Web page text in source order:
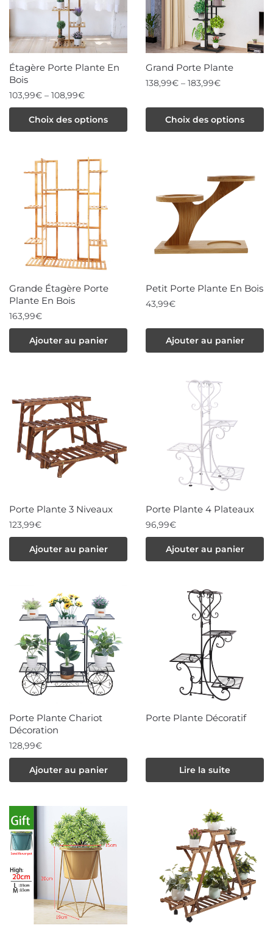
Étagère Porte Plante En
Bois
103,99€ – 108,99€
Choix des options
produit
plusieurs
variations.
Les
options
peuvent
être
sur
la
page
Grand Porte Plante
138,99€ – 183,99€
Choix des options
Ce
produit
Les
options
peuvent
être
sur
la
produit
Grande Étagère Porte
Plante En Bois
163,99€
Ajouter au panier
Petit Porte Plante En Bois
43,99€
Ajouter au panier
Porte Plante 3 Niveaux
123,99€
Ajouter au panier
Porte Plante 4 Plateaux
96,99€
Ajouter au panier
Porte Plante Chariot
Décoration
128,99€
Ajouter au panier
Porte Plante Décoratif
Lire la suite